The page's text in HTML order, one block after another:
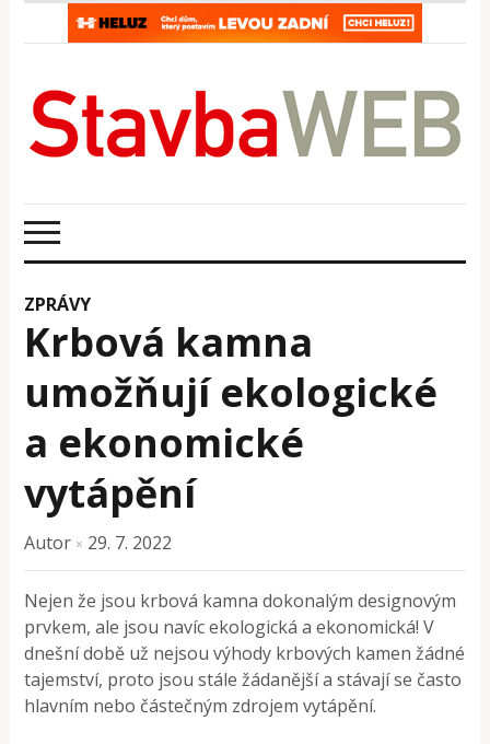
ZPRÁVY
Krbová kamna
umožňují ekologické
a ekonomické
vytápění
Autor × 29. 7. 2022
Nejen že jsou krbová kamna dokonalým designovým
prvkem, ale jsou navíc ekologická a ekonomická! V
dnešní době už nejsou výhody krbových kamen žádné
tajemství, proto jsou stále žádanější a stávají se často
hlavním nebo částečným zdrojem vytápění.